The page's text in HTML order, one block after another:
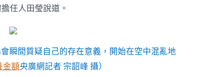
任人田瑩說道。
瞬間質疑自己的存在意義，開始在空中混亂地
金額央廣網記者 宗韶峰 攝）